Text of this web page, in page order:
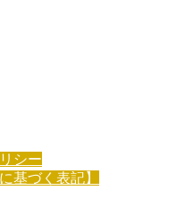
シー
基づく表記】